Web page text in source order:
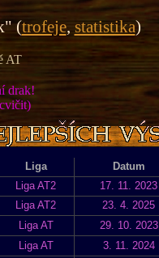
(trofeje,statistika)
AT
drak!
Liga Datum
Liga AT2 17. 11. 2023
Liga AT2 23. 4. 2025
Liga AT 29. 10. 2023
Liga AT 3. 11. 2024